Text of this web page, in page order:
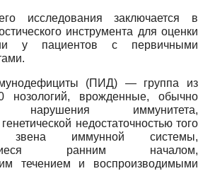
исследования заключается в
инструмента для оценки
у пациентов с первичными
(ПИД) — группа из
нозологий, врожденные, обычно
нарушения иммунитета,
недостаточностью того
иммунной системы,
ранним началом,
течением и воспроизводимыми